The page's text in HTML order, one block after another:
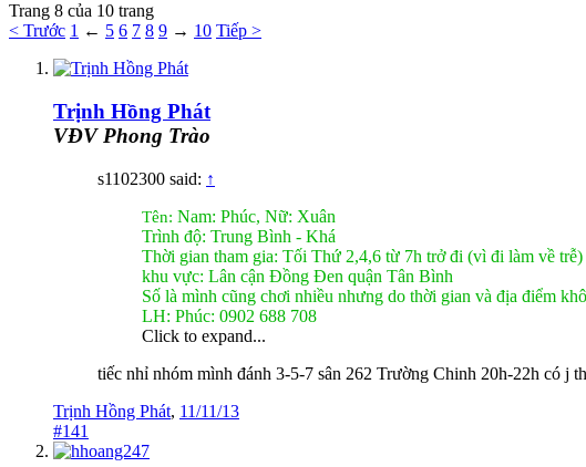
Trang 8 của 10 trang
< Trước 1 ← 5 6 7 8 9 → 10 Tiếp >
Trịnh Hồng Phát
VĐV Phong Trào
s1102300 said: ↑
Tên: Nam: Phúc, Nữ: Xuân
Trình độ: Trung Bình - Khá
Thời gian tham gia: Tối Thứ 2,4,6 từ 7h trở đi (vì đi làm về trễ)
khu vực: Lân cận Đồng Đen quận Tân Bình
Số là mình cũng chơi nhiều nhưng do thời gian và địa điểm
LH: Phúc: 0902 688 708
Click to expand...
tiếc nhỉ nhóm mình đánh 3-5-7 sân 262 Trường Chinh 20h-22h có j
Trịnh Hồng Phát, 11/11/13
#141